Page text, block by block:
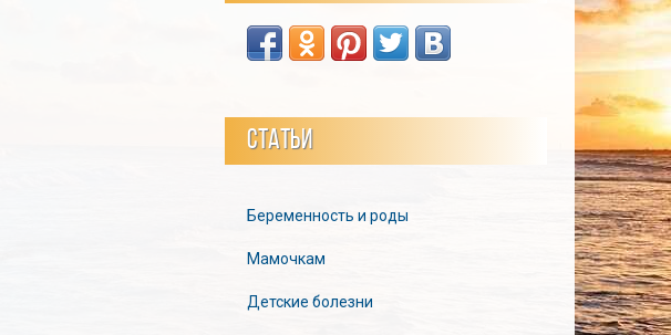
СТАТЬИ
Беременность и роды
Мамочкам
Детские болезни